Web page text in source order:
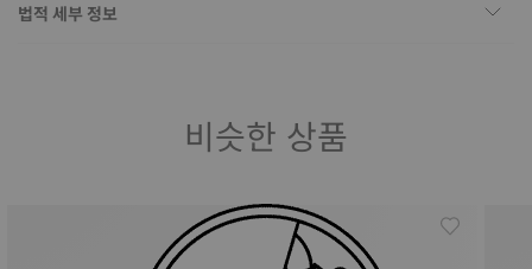
법적 세부 정보
비슷한 상품